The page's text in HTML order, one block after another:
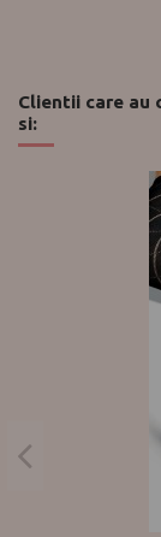
Clientii care au
si: